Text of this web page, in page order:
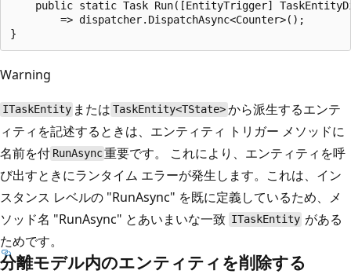
public static Task Run([EntityTrigger]
        => dispatcher.DispatchAsync<Counter>();
Warning
ITaskEntity または TaskEntity<TState>から派生するエンテ
ィティを記述するときは、エンティティ トリガー メソッドに
名前を付 RunAsync重要です。 これにより、エンティティを呼
び出すときにランタイム エラーが発生します。これは、イン
スタンス レベルの "RunAsync" を既に定義しているため、メ
ソッド名 "RunAsync" とあいまいな一致 ITaskEntity がある
ためです。
分離モデル内のエンティティを削除する